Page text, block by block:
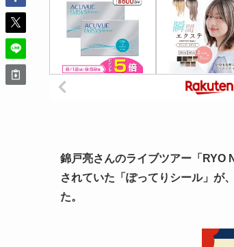
錦戸亮さんのライブツアー「RYO
されていた「ぽってりシール」が
た。